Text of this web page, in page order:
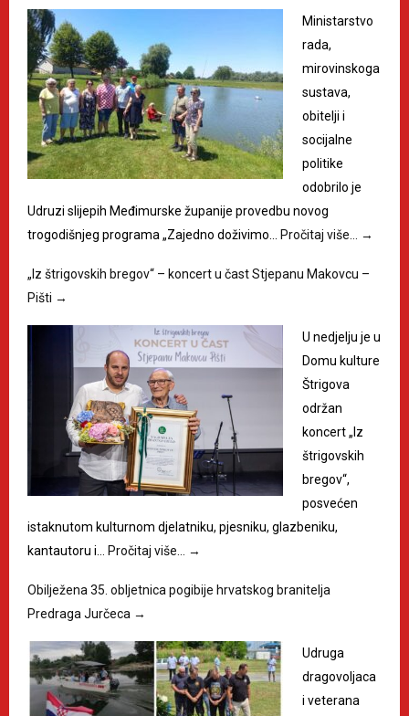
Ministarstvo
rada,
mirovinskoga
sustava,
obitelji i
socijalne
politike
odobrilo je
Udruzi slijepih Međimurske županije provedbu novog
trogodišnjeg programa „Zajedno doživimo…
Pročitaj više… →
„Iz štrigovskih bregov“ – koncert u čast Stjepanu Makovcu –
Pišti →
U nedjelju je u
Domu kulture
Štrigova
održan
koncert „Iz
štrigovskih
bregov“,
posvećen
istaknutom kulturnom djelatniku, pjesniku, glazbeniku,
kantautoru i…
Pročitaj više… →
Obilježena 35. obljetnica pogibije hrvatskog branitelja
Predraga Jurčeca →
Udruga
dragovoljaca
i veterana